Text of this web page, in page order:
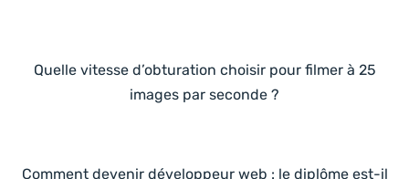
Quelle vitesse d’obturation choisir pour filmer à 25
images par seconde ?
Comment devenir développeur web : le diplôme est-il